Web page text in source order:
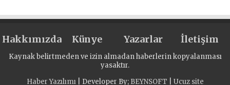
qatılıb
Hakkımızda Künye Yazarlar İletişim
Kaynak belirtmeden ve izin almadan haberlerin kopyalanması
yasaktır.
Haber Yazılımı| Developer By; BEYNSOFT Ucuz site